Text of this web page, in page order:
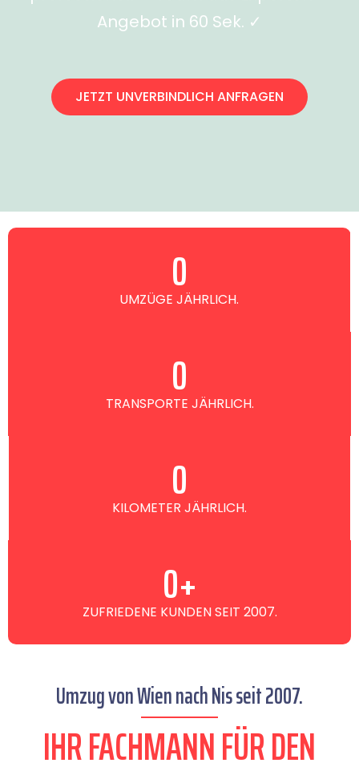
Angebot in 60 Sek. ✓
JETZT UNVERBINDLICH ANFRAGEN
UMZÜGE JÄHRLICH.
0
TRANSPORTE JÄHRLICH.
0
KILOMETER JÄHRLICH.
0
ZUFRIEDENE KUNDEN SEIT 2007.
0+
Umzug von Wien nach Nis seit 2007.
IHR FACHMANN FÜR DEN